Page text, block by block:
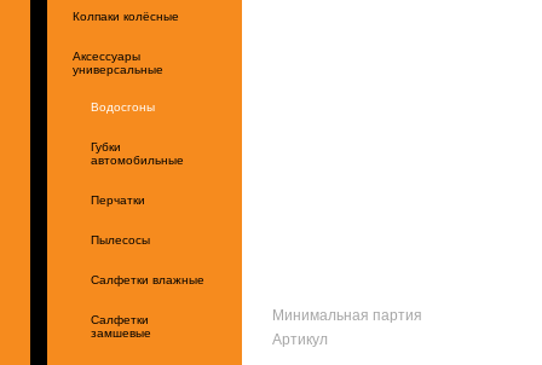
Колпаки колёсные
Аксессуары
универсальные
Водосгоны
Губки
автомобильные
Перчатки
Пылесосы
Салфетки влажные
Салфетки
замшевые
Минимальная партия
Артикул